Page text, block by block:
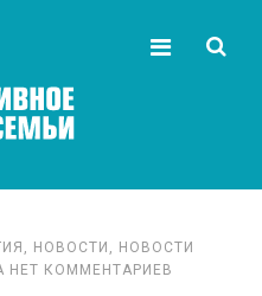
, НОВОСТИ , НОВОСТИ
КОММЕНТАРИЕВ